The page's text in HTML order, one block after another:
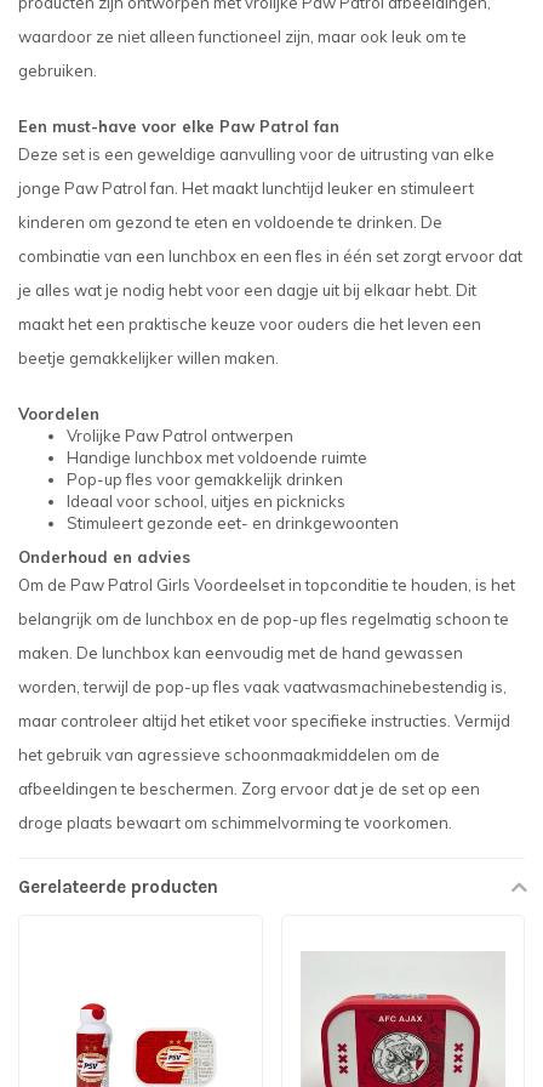
waardoor ze niet alleen functioneel zijn, maar ook leuk om te
gebruiken.
Een must-have voor elke Paw Patrol fan
Deze set is een geweldige aanvulling voor de uitrusting van elke
jonge Paw Patrol fan. Het maakt lunchtijd leuker en stimuleert
kinderen om gezond te eten en voldoende te drinken. De
combinatie van een lunchbox en een fles in één set zorgt ervoor dat
je alles wat je nodig hebt voor een dagje uit bij elkaar hebt. Dit
maakt het een praktische keuze voor ouders die het leven een
beetje gemakkelijker willen maken.
Voordelen
Vrolijke Paw Patrol ontwerpen
Handige lunchbox met voldoende ruimte
Pop-up fles voor gemakkelijk drinken
Ideaal voor school, uitjes en picknicks
Stimuleert gezonde eet- en drinkgewoonten
Onderhoud en advies
Om de Paw Patrol Girls Voordeelset in topconditie te houden, is het
belangrijk om de lunchbox en de pop-up fles regelmatig schoon te
maken. De lunchbox kan eenvoudig met de hand gewassen
worden, terwijl de pop-up fles vaak vaatwasmachinebestendig is,
maar controleer altijd het etiket voor specifieke instructies. Vermijd
het gebruik van agressieve schoonmaakmiddelen om de
afbeeldingen te beschermen. Zorg ervoor dat je de set op een
droge plaats bewaart om schimmelvorming te voorkomen.
Gerelateerde producten